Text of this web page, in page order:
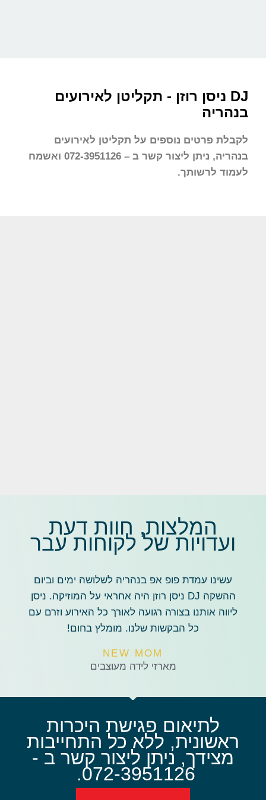
DJ ניסן רוזן - תקליטן לאירועים
בנהריה
לקבלת פרטים נוספים על תקליטן לאירועים
בנהריה, ניתן ליצור קשר ב – 072-3951126 ואשמח
לעמוד לרשותך.
המלצות, חוות דעת
ועדויות של לקוחות עבר
עשינו עמדת פופ אפ בנהריה לשלושה ימים וביום
ההשקה DJ ניסן רוזן היה אחראי על המוזיקה. ניסן
ליווה אותנו בצורה רגועה לאורך כל האירוע וזרם עם
כל הבקשות שלנו. מומלץ בחום!
NEW MOM
מארזי לידה מעוצבים
לתיאום פגישת היכרות
ראשונית, ללא כל התחייבות
מצידך, ניתן ליצור קשר ב -
072-3951126. ​